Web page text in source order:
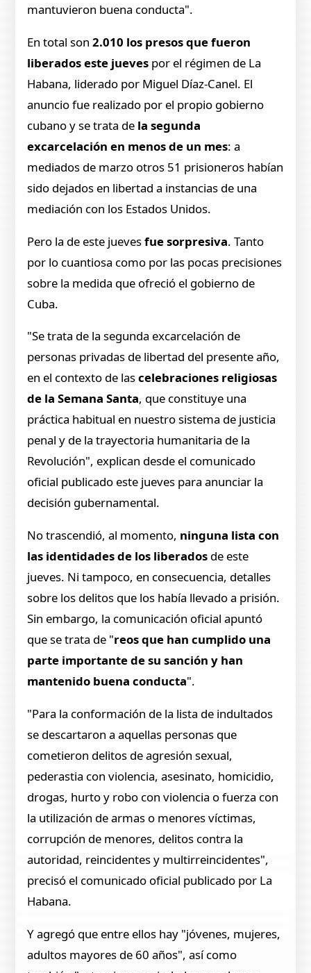
mantuvieron buena conducta".
En total son2.010 los presos que fueron
liberados este jueves por el régimen de La
Habana, liderado por Miguel Díaz-Canel. El
anuncio fue realizado por el propio gobierno
cubano y se trata de la segunda
excarcelación en menos de un mes: a
mediados de marzo otros 51 prisioneros habían
sido dejados en libertad a instancias de una
mediación con los Estados Unidos.
Pero la de este juevesfue sorpresiva. Tanto
por lo cuantiosa como por las pocas precisiones
sobre la medida que ofreció el gobierno de
Cuba.
"Se trata de la segunda excarcelación de
personas privadas de libertad del presente año,
en el contexto de lascelebraciones religiosas
de la Semana Santa, que constituye una
práctica habitual en nuestro sistema de justicia
penal y de la trayectoria humanitaria de la
Revolución", explican desde el comunicado
oficial publicado este jueves para anunciar la
decisión gubernamental.
No trascendió, al momento, ninguna lista con
las identidades de los liberados de este
jueves. Ni tampoco, en consecuencia, detalles
sobre los delitos que los había llevado a prisión.
Sin embargo, la comunicación oficial apuntó
que se trata de "reos que han cumplido una
parte importante de su sanción y han
mantenido buena conducta".
"Para la conformación de la lista de indultados
se descartaron a aquellas personas que
cometieron delitos de agresión sexual,
pederastia con violencia, asesinato, homicidio,
drogas, hurto y robo con violencia o fuerza con
la utilización de armas o menores víctimas,
corrupción de menores, delitos contra la
autoridad, reincidentes y multirreincidentes",
precisó el comunicado oficial publicado por La
Habana.
Y agregó que entre ellos hay "jóvenes, mujeres,
adultos mayores de 60 años", así como